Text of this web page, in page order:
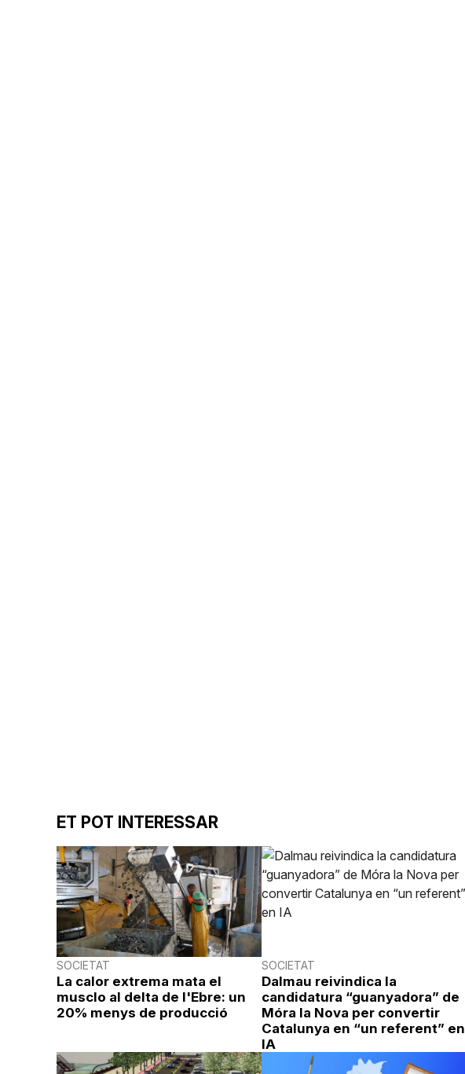
ET POT INTERESSAR
SOCIETAT
La calor extrema mata el
musclo al delta de l'Ebre: un
20% menys de producció
SOCIETAT
Dalmau reivindica la
candidatura “guanyadora” de
Móra la Nova per convertir
Catalunya en “un referent” en
IA